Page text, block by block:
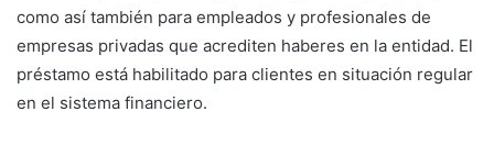
como así también para empleados y profesionales de
empresas privadas que acrediten haberes en la entidad. El
préstamo está habilitado para clientes en situación regular
en el sistema financiero.